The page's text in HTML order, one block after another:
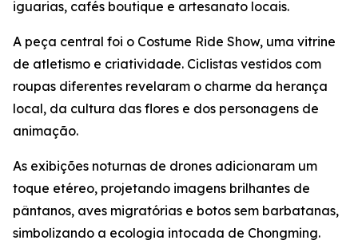
iguarias, cafés boutique e artesanato locais.
A peça central foi o Costume Ride Show, uma vitrine
de atletismo e criatividade. Ciclistas vestidos com
roupas diferentes revelaram o charme da herança
local, da cultura das flores e dos personagens de
animação.
As exibições noturnas de drones adicionaram um
toque etéreo, projetando imagens brilhantes de
pântanos, aves migratórias e botos sem barbatanas,
simbolizando a ecologia intocada de Chongming.